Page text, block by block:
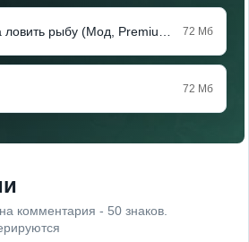
72 Мб
72 Мб
комментария - 50 знаков.